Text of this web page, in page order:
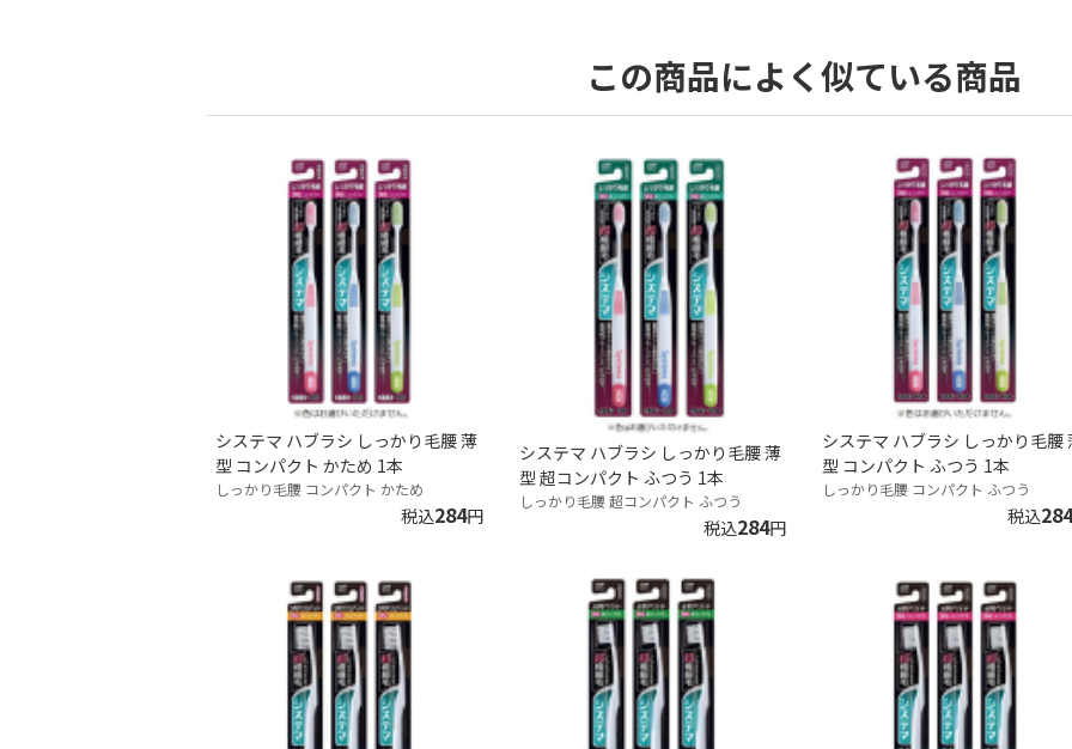
この商品によく似ている商品
システマ ハブラシ しっかり毛腰 薄
型 コンパクト かため 1本
しっかり毛腰 コンパクト かため
税込284円
システマ ハブラシ しっかり毛腰 薄
型 超コンパクト ふつう 1本
しっかり毛腰 超コンパクト ふつう
税込284円
システマ ハブラシ しっかり毛腰
型 コンパクト ふつう 1本
しっかり毛腰 コンパクト ふつう
税込284